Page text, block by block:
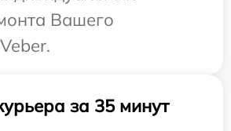
Вашего
за 35 минут